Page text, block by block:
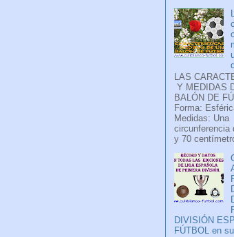
LAS
Y MEDIDAS
BALÓN DE
Forma:
Medidas: Una
circunferencia
y 70
DIVISIÓN
FÚTBOL en